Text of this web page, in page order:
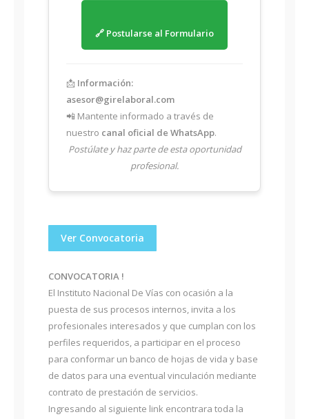
🔗 Postularse al Formulario
📩 Información:
asesor@girelaboral.com
📲 Mantente informado a través de
nuestro canal oficial de WhatsApp.
Postúlate y haz parte de esta oportunidad
profesional.
Ver Convocatoria
CONVOCATORIA !
El Instituto Nacional De Vías con ocasión a la
puesta de sus procesos internos, invita a los
profesionales interesados y que cumplan con los
perfiles requeridos, a participar en el proceso
para conformar un banco de hojas de vida y base
de datos para una eventual vinculación mediante
contrato de prestación de servicios.
Ingresando al siguiente link encontrara toda la